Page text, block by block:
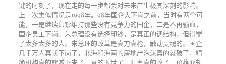
键的时刻了，现在走的每一步都会对未来产生极其深刻的影响。
上一次类似情况是1998年。 98年国企大下岗之前，当时有两个可
能，一是继续印钞维持那些没有竞争力的国企，二是不再输血，
国企员工下岗。朱总理没有选择印钞，是真正的调结构，但得罪
了太多太多的人。朱总理的改革是真刀真枪，触动灵魂的。国企
几千万人真就下岗了，北海和海南的房地产泡沫真的就破了，精
简机构真的就减下来了，真的入世了，汇率真的改了，价格双轨